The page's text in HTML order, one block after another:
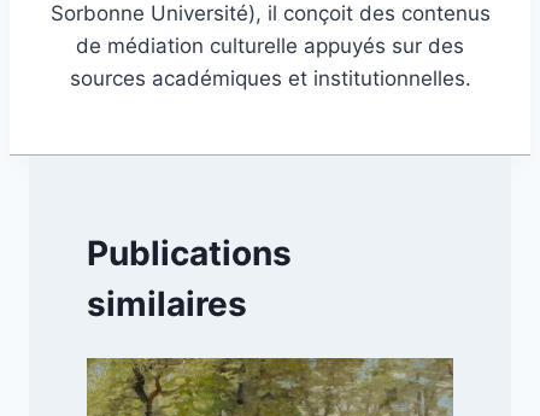
Sorbonne Université), il conçoit des contenus
de médiation culturelle appuyés sur des
sources académiques et institutionnelles.
Publications
similaires